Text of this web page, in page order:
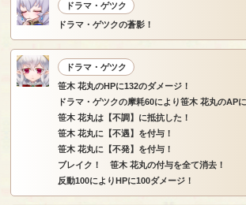
ドラマ・ゲツク
ドラマ・ゲツクの蒼影！
ドラマ・ゲツク
笹木 花丸のHPに132のダメージ！
ドラマ・ゲツクの摩耗60により笹木 花丸のAP
笹木 花丸は【不調】に抵抗した！
笹木 花丸に【不遇】を付与！
笹木 花丸に【不発】を付与！
ブレイク！ 笹木 花丸の付与を全て消去！
反動100によりHPに100ダメージ！